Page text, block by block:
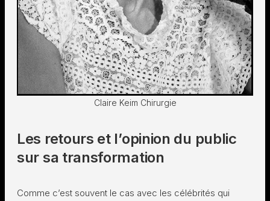
Claire Keim Chirurgie
Les retours et l’opinion du public
sur sa transformation
Comme c’est souvent le cas avec les célébrités qui